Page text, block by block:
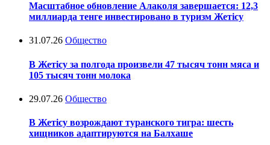
Масштабное обновление Алаколя завершается: 12,3
миллиарда тенге инвестировано в туризм Жетісу
31.07.26 Общество
В Жетісу за полгода произвели 47 тысяч тонн мяса и
105 тысяч тонн молока
29.07.26 Общество
В Жетісу возрождают туранского тигра: шесть
хищников адаптируются на Балхаше